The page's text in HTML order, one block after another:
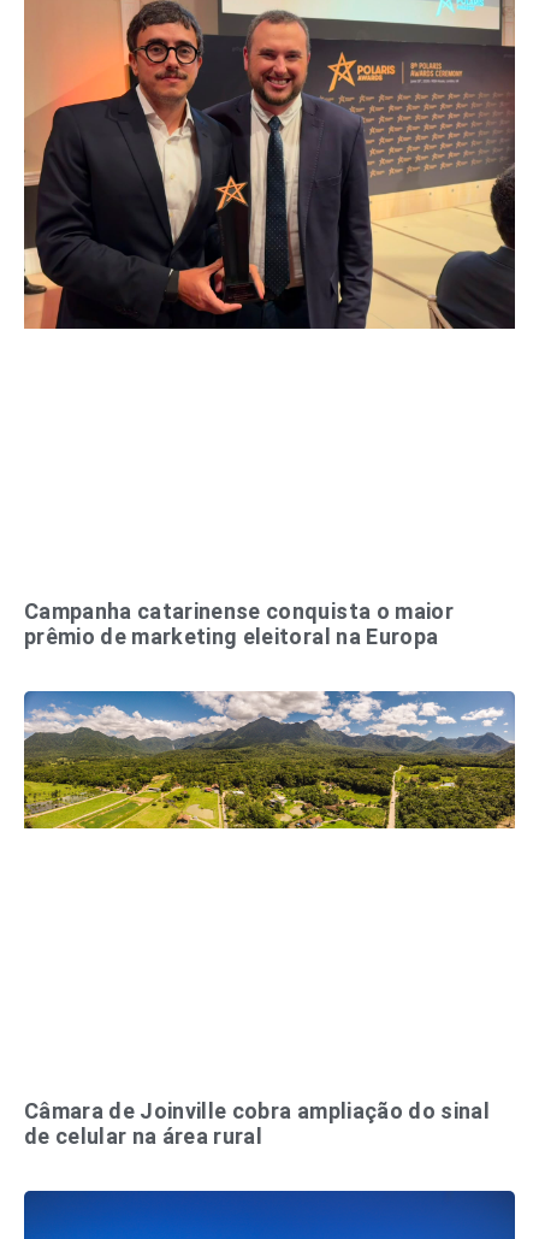
Campanha catarinense conquista o maior
prêmio de marketing eleitoral na Europa
Câmara de Joinville cobra ampliação do sinal
de celular na área rural